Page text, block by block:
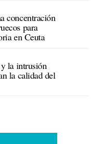
concentración
para
en Ceuta
la intrusión
la calidad del